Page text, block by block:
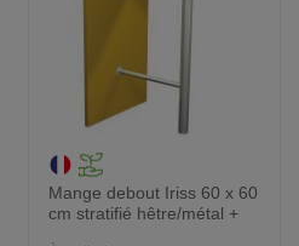
Mange debout Iriss 60 x 60
cm stratifié hêtre/métal +